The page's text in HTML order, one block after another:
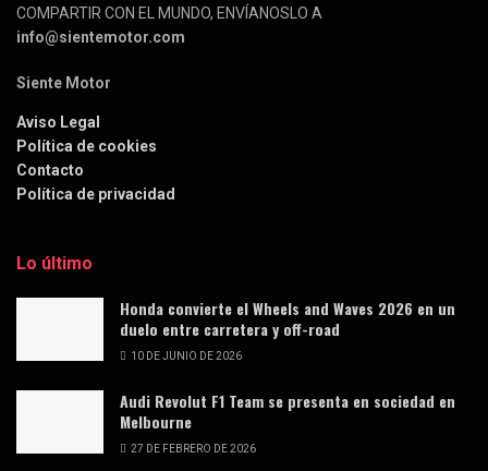
COMPARTIR CON EL MUNDO, ENVÍANOSLO A
info@sientemotor.com
Siente Motor
Aviso Legal
Política de cookies
Contacto
Política de privacidad
Lo último
Honda convierte el Wheels and Waves 2026 en un
duelo entre carretera y off-road
10 DE JUNIO DE 2026
Audi Revolut F1 Team se presenta en sociedad en
Melbourne
27 DE FEBRERO DE 2026